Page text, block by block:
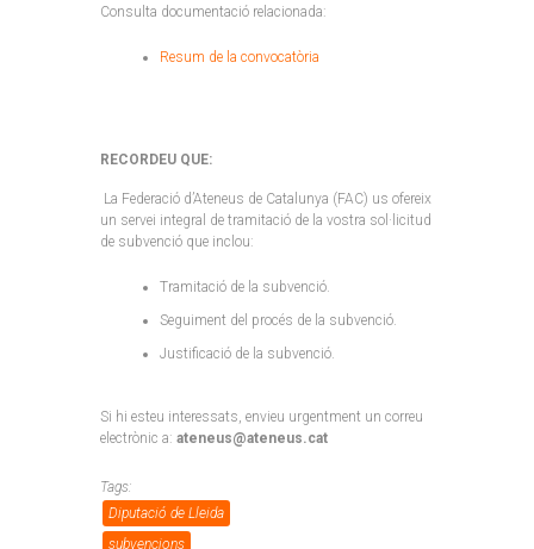
Consulta documentació relacionada:
Resum de la convocatòria
RECORDEU QUE:
La Federació d’Ateneus de Catalunya (FAC) us ofereix
un servei integral de tramitació de la vostra sol·licitud
de subvenció que inclou:
Tramitació de la subvenció.
Seguiment del procés de la subvenció.
Justificació de la subvenció.
Si hi esteu interessats, envieu urgentment un correu
electrònic a: ateneus@ateneus.cat
Tags:
Diputació de Lleida
subvencions